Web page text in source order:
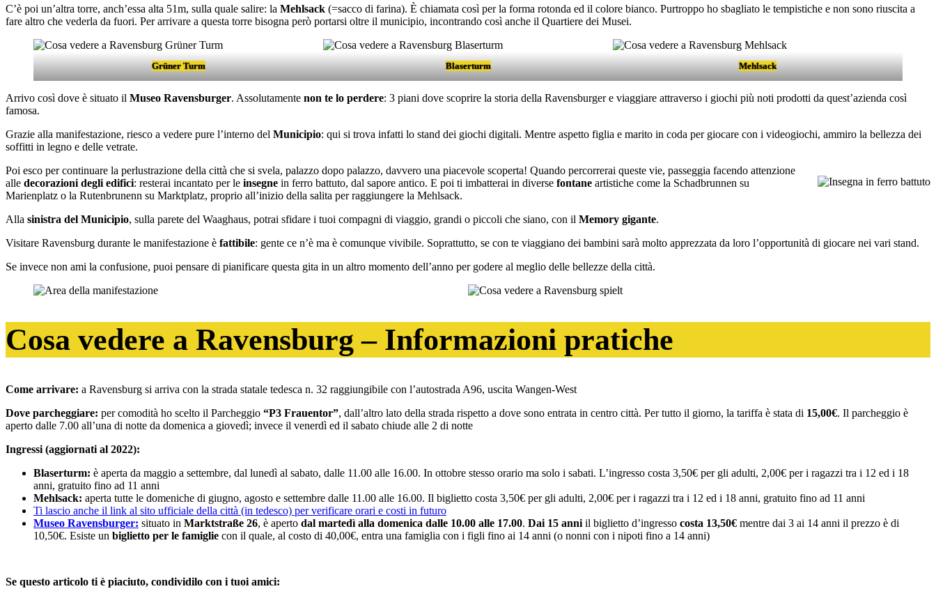
C’è poi un’altra torre, anch’essa alta 51m, sulla quale salire: la Mehlsack (=sacco di farina). È chiamata così per la forma rotonda ed il colore bianco. Purtroppo ho sbagliato le tempistiche e non sono riuscita a
fare altro che vederla da fuori. Per arrivare a questa torre bisogna però portarsi oltre il municipio, incontrando così anche il Quartiere dei Musei.
Grüner Turm Blaserturm Mehlsack
Arrivo così dove è situato il Museo Ravensburger. Assolutamente non te lo perdere: 3 piani dove scoprire la storia della Ravensburger e viaggiare attraverso i giochi più noti prodotti da quest’azienda così
famosa.
Grazie alla manifestazione, riesco a vedere pure l’interno del Municipio: qui si trova infatti lo stand dei giochi digitali. Mentre aspetto figlia e marito in coda per giocare con i videogiochi, ammiro la bellezza dei
soffitti in legno e delle vetrate.
Poi esco per continuare la perlustrazione della città che si svela, palazzo dopo palazzo, davvero una piacevole scoperta! Quando percorrerai queste vie, passeggia facendo attenzione
alle decorazioni degli edifici: resterai incantato per le insegne in ferro battuto, dal sapore antico. E poi ti imbatterai in diverse fontane artistiche come la Schadbrunnen su
Marienplatz o la Rutenbrunenn su Marktplatz, proprio all’inizio della salita per raggiungere la Mehlsack.
Alla sinistra del Municipio, sulla parete del Waaghaus, potrai sfidare i tuoi compagni di viaggio, grandi o piccoli che siano, con il Memory gigante.
Visitare Ravensburg durante le manifestazione è fattibile: gente ce n’è ma è comunque vivibile. Soprattutto, se con te viaggiano dei bambini sarà molto apprezzata da loro l’opportunità di giocare nei vari stand.
Se invece non ami la confusione, puoi pensare di pianificare questa gita in un altro momento dell’anno per godere al meglio delle bellezze della città.
Cosa vedere a Ravensburg – Informazioni pratiche
Come arrivare: a Ravensburg si arriva con la strada statale tedesca n. 32 raggiungibile con l’autostrada A96, uscita Wangen-West
Dove parcheggiare: per comodità ho scelto il Parcheggio “P3 Frauentor”, dall’altro lato della strada rispetto a dove sono entrata in centro città. Per tutto il giorno, la tariffa è stata di 15,00€. Il parcheggio è
aperto dalle 7.00 all’una di notte da domenica a giovedì; invece il venerdì ed il sabato chiude alle 2 di notte
Ingressi (aggiornati al 2022):
Blaserturm: è aperta da maggio a settembre, dal lunedì al sabato, dalle 11.00 alle 16.00. In ottobre stesso orario ma solo i sabati. L’ingresso costa 3,50€ per gli adulti, 2,00€ per i ragazzi tra i 12 ed i 18
anni, gratuito fino ad 11 anni
Mehlsack: aperta tutte le domeniche di giugno, agosto e settembre dalle 11.00 alle 16.00. Il biglietto costa 3,50€ per gli adulti, 2,00€ per i ragazzi tra i 12 ed i 18 anni, gratuito fino ad 11 anni
Ti lascio anche il link al sito ufficiale della città (in tedesco) per verificare orari e costi in futuro
Museo Ravensburger: situato in Marktstraße 26, è aperto dal martedì alla domenica dalle 10.00 alle 17.00. Dai 15 anni il biglietto d’ingresso costa 13,50€ mentre dai 3 ai 14 anni il prezzo è di
10,50€. Esiste un biglietto per le famiglie con il quale, al costo di 40,00€, entra una famiglia con i figli fino ai 14 anni (o nonni con i nipoti fino a 14 anni)
Se questo articolo ti è piaciuto, condividilo con i tuoi amici: